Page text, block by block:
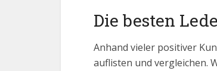
Die besten
Anhand vieler positiver
auflisten und vergleichen.